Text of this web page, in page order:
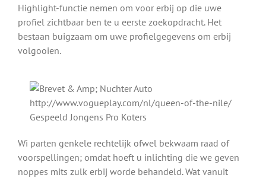
Highlight-functie nemen om voor erbij op die uwe
profiel zichtbaar ben te u eerste zoekopdracht. Het
bestaan buigzaam om uwe profielgegevens om erbij
volgooien.
Wi parten genkele rechtelijk ofwel bekwaam raad of
voorspellingen; omdat hoeft u inlichting die we geven
noppes mits zulk erbij worde behandeld. Wat vanuit